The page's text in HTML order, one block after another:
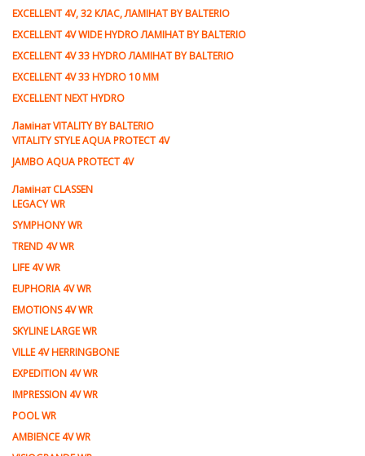
EXCELLENT 4V, 32 КЛАС, ЛАМІНАТ BY BALTERIO
EXCELLENT 4V WIDE HYDRO ЛАМІНАТ BY BALTERIO
EXCELLENT 4V 33 HYDRO ЛАМІНАТ BY BALTERIO
EXCELLENT 4V 33 HYDRO 10 ММ
EXCELLENT NEXT HYDRO
Ламiнат VITALITY BY BALTERIO
VITALITY STYLE AQUA PROTECT 4V
JAMBO AQUA PROTECT 4V
Ламiнат CLASSEN
LEGACY WR
SYMPHONY WR
TREND 4V WR
LIFE 4V WR
EUPHORIA 4V WR
EMOTIONS 4V WR
SKYLINE LARGE WR
VILLE 4V HERRINGBONE
EXPEDITION 4V WR
IMPRESSION 4V WR
POOL WR
AMBIENCE 4V WR